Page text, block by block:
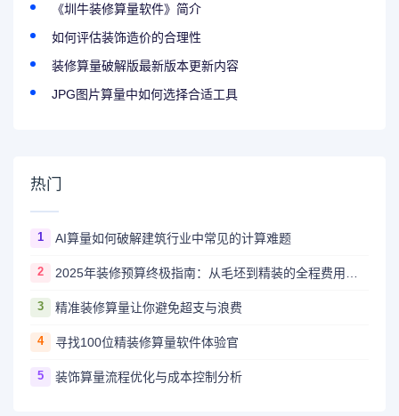
《圳牛装修算量软件》简介
如何评估装饰造价的合理性
装修算量破解版最新版本更新内容
JPG图片算量中如何选择合适工具
热门
1 AI算量如何破解建筑行业中常见的计算难题
2 2025年装修预算终极指南：从毛坯到精装的全程费用解析
3 精准装修算量让你避免超支与浪费
4 寻找100位精装修算量软件体验官
5 装饰算量流程优化与成本控制分析